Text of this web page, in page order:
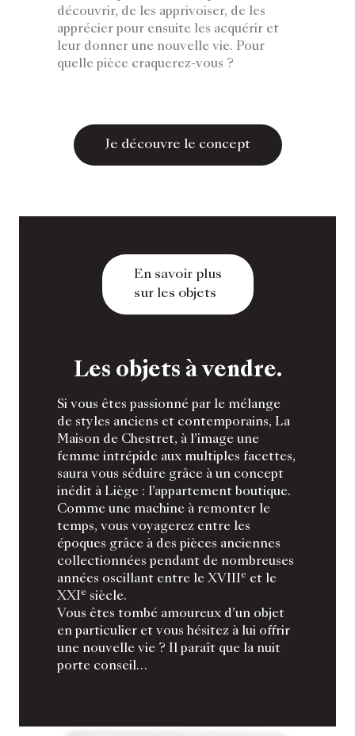
découvrir, de les apprivoiser, de les
apprécier pour ensuite les acquérir et
leur donner une nouvelle vie. Pour
quelle pièce craquerez-vous ?
Je découvre le concept
En savoir plus
sur les objets
Les objets à vendre.
Si vous êtes passionné par le mélange
de styles anciens et contemporains, La
Maison de Chestret, à l’image une
femme intrépide aux multiples facettes,
saura vous séduire grâce à un concept
inédit à Liège : l’appartement boutique.
Comme une machine à remonter le
temps, vous voyagerez entre les
époques grâce à des pièces anciennes
collectionnées pendant de nombreuses
années oscillant entre le XVIIIe et le
XXIe siècle.
Vous êtes tombé amoureux d’un objet
en particulier et vous hésitez à lui offrir
une nouvelle vie ? Il paraît que la nuit
porte conseil…